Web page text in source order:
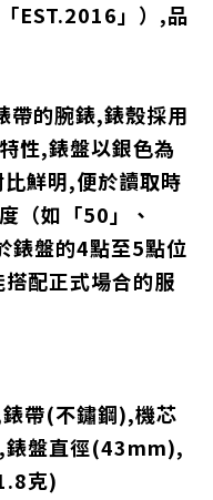
EST.2016」）,品
帶的腕錶,錶殼採用
性,錶盤以銀色為
鮮明,便於讀取時
（如「50」、
錶盤的4點至5點位
搭配正式場合的服
帶(不鏽鋼),機芯
盤直徑(43mm),
克)